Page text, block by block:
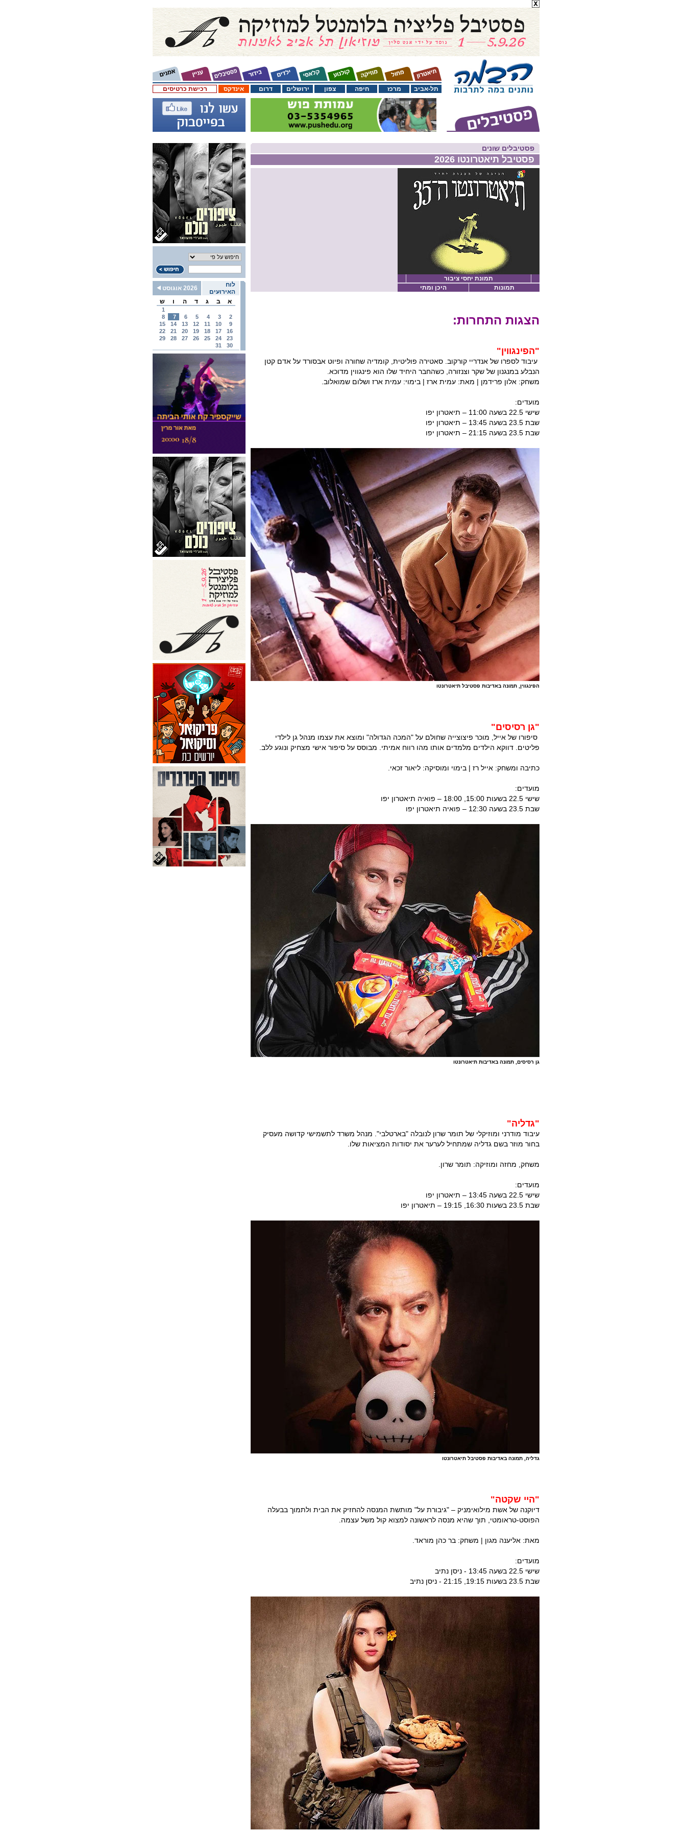
רכישת כרטיסים אינדקס דרום ירושלים צפון חיפה מרכז תל-אביב
לוח
האירועים
2026 אוגוסט
א
ב ג ד ה ו ש
1
2
3
4
5
6
7
8
9
10
11
12
13
14
15
16
17
18
19
20
21
22
23
24
25
26
27
28
29
30
31
פסטיבלים שונים
פסטיבל תיאטרונטו 2026
תמונת יחסי ציבור
תמונות
היכן ומתי
הצגות התחרות:
"הפינגווין"
עיבוד לספרו של אנדריי קורקוב. סאטירה פוליטית, קומדיה שחורה ופיוט אבסורד על אדם קטן
הנבלע במנגנון של שקר וצנזורה, כשהחבר היחיד שלו הוא פינגווין מדוכא.
משחק: אלון פרידמן | מאת: עמית ארז | בימוי: עמית ארז ושלום שמואלוב.
מועדים:
שישי 22.5 בשעה 11:00 – תיאטרון יפו
שבת 23.5 בשעה 13:45 – תיאטרון יפו
שבת 23.5 בשעה 21:15 – תיאטרון יפו
הפינגווין, תמונה באדיבות פסטיבל תיאטרונטו
"גן רסיסים"
סיפורו של אייל, מוכר פיצוצייה שחולם על "המכה הגדולה" ומוצא את עצמו מנהל גן לילדי
פליטים. דווקא הילדים מלמדים אותו מהו רווח אמיתי. מבוסס על סיפור אישי מצחיק ונוגע ללב.
כתיבה ומשחק: אייל רז | בימוי ומוסיקה: ליאור זכאי.
מועדים:
שישי 22.5 בשעות 15:00, 18:00 – פואיה תיאטרון יפו
שבת 23.5 בשעה 12:30 – פואיה תיאטרון יפו
גן רסיסים, תמונה באדיבות תיאטרונטו
"גדליה"
עיבוד מודרני ומוזיקלי של תומר שרון לנובלה "בארטלבי". מנהל משרד לתשמישי קדושה מעסיק
בחור מוזר בשם גדליה שמתחיל לערער את יסודות המציאות שלו.
משחק, מחזה ומוזיקה: תומר שרון.
מועדים:
שישי 22.5 בשעה 13:45 – תיאטרון יפו
שבת 23.5 בשעות 16:30, 19:15 – תיאטרון יפו
גדליה, תמונה באדיבות פסטיבל תיאטרונטו
"היי שקטה"
דיוקנה של אשת מילואימניק – "גיבורת על" מותשת המנסה להחזיק את הבית ולתמוך בבעלה
הפוסט-טראומטי, תוך שהיא מנסה לראשונה למצוא קול משל עצמה.
מאת: אליענה מגון | משחק: בר כהן מוראד.
מועדים:
שישי 22.5 בשעה 13:45 - ניסן נתיב
שבת 23.5 בשעות 19:15, 21:15 - ניסן נתיב